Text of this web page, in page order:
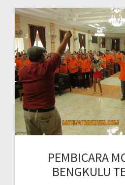
PEMBICARA
BENGKULU